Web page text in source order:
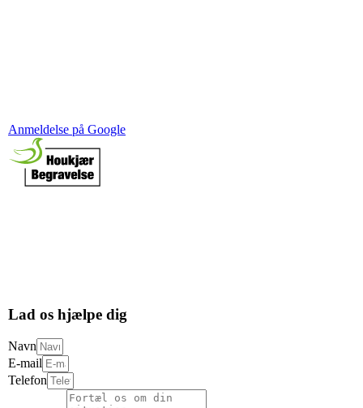
Anmeldelse på Google
Lad os hjælpe dig
Navn
E-mail
Telefon